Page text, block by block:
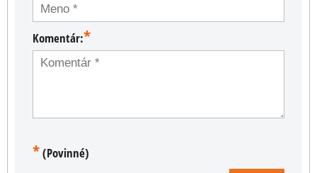
Komentár:*
*(Povinné)